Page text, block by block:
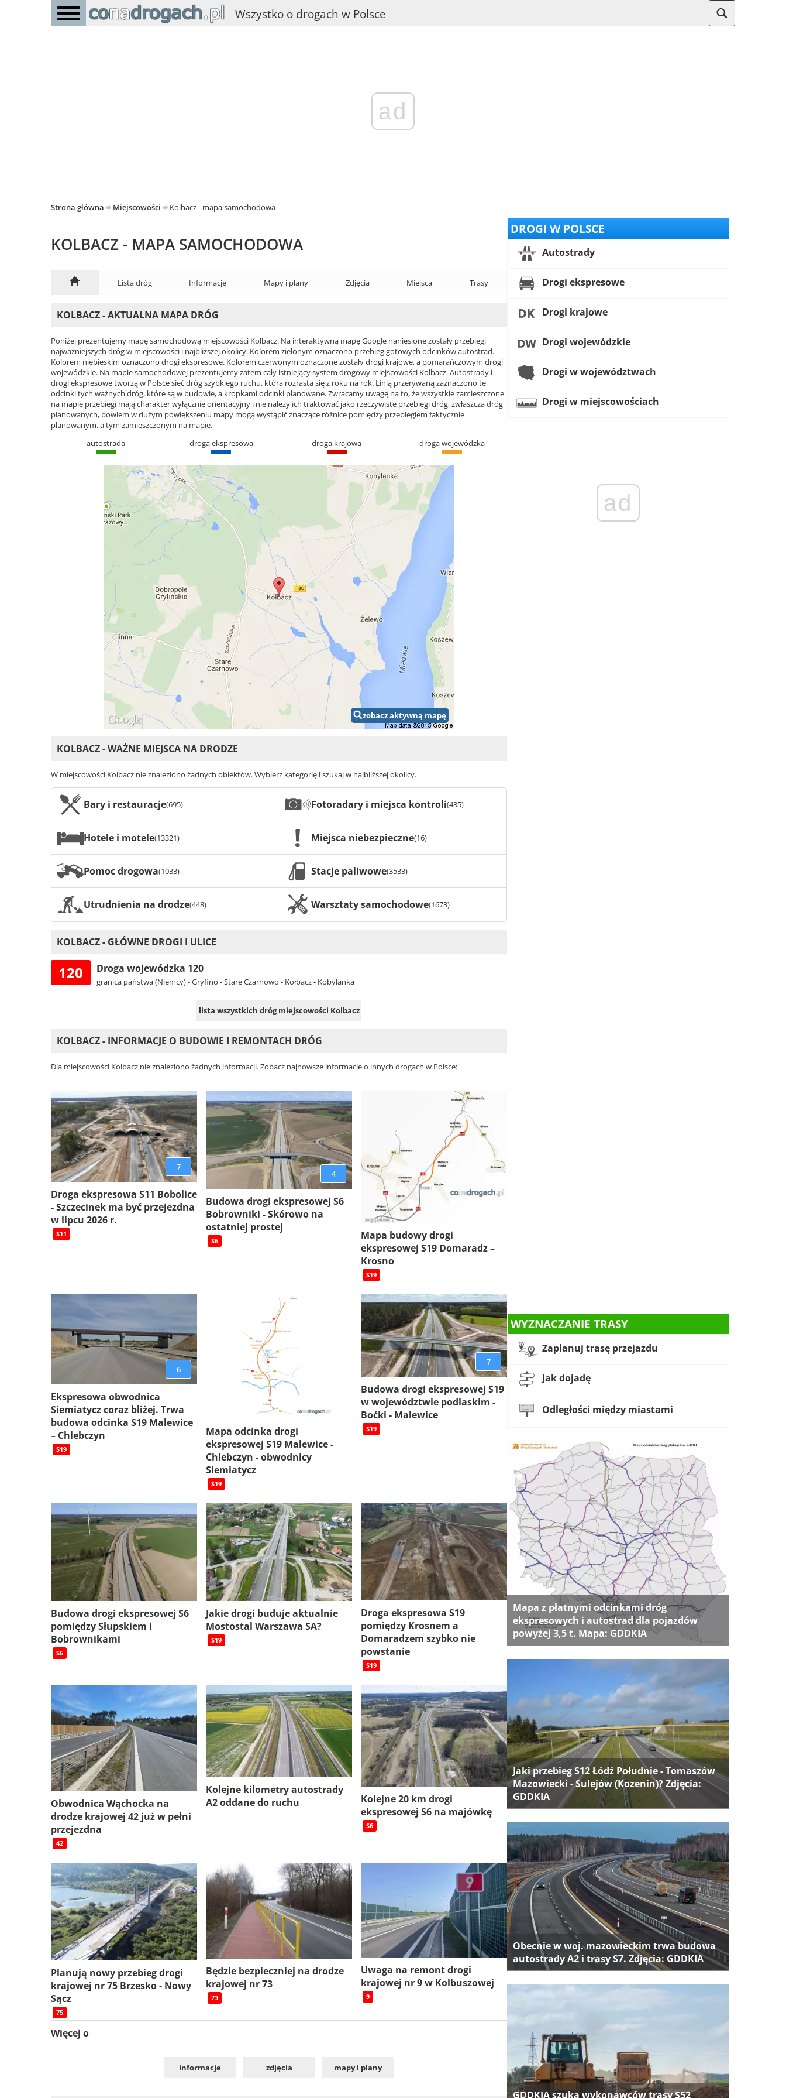
Wszystko o drogach w Polsce
ad
Strona główna Miejscowości Kolbacz - mapa samochodowa
KOLBACZ - MAPA SAMOCHODOWA
Lista dróg Informacje Mapy i plany Zdjęcia Miejsca Trasy
KOLBACZ - AKTUALNA MAPA DRÓG
Poniżej prezentujemy mapę samochodową miejscowości Kolbacz. Na interaktywną mapę Google naniesione zostały przebiegi
najważniejszych dróg w miejscowości i najbliższej okolicy. Kolorem zielonym oznaczono przebieg gotowych odcinków autostrad.
Kolorem niebieskim oznaczono drogi ekspresowe. Kolorem czerwonym oznaczone zostały drogi krajowe, a pomarańczowym drogi
wojewódzkie. Na mapie samochodowej prezentujemy zatem cały istniejący system drogowy miejscowości Kolbacz. Autostrady i
drogi ekspresowe tworzą w Polsce sieć dróg szybkiego ruchu, która rozrasta się z roku na rok. Linią przerywaną zaznaczono te
odcinki tych ważnych dróg, które są w budowie, a kropkami odcinki planowane. Zwracamy uwagę na to, że wszystkie zamieszczone
na mapie przebiegi mają charakter wyłącznie orientacyjny i nie należy ich traktować jako rzeczywiste przebiegi dróg, zwłaszcza dróg
planowanych, bowiem w dużym powiększeniu mapy mogą wystąpić znaczące różnice pomiędzy przebiegiem faktycznie
planowanym, a tym zamieszczonym na mapie.
autostrada
droga ekspresowa droga krajowa droga wojewódzka
zobacz aktywną mapę
KOLBACZ - WAŻNE MIEJSCA NA DRODZE
W miejscowości Kolbacz nie znaleziono żadnych obiektów. Wybierz kategorię i szukaj w najbliższej okolicy.
Bary i restauracje(695) Fotoradary i miejsca kontroli(435)
Hotele i motele(13321) Miejsca niebezpieczne(16)
Pomoc drogowa(1033) Stacje paliwowe(3533)
Utrudnienia na drodze(448) Warsztaty samochodowe(1673)
KOLBACZ - GŁÓWNE DROGI I ULICE
120 Droga wojewódzka 120
granica państwa (Niemcy) - Gryfino - Stare Czarnowo - Kołbacz - Kobylanka
lista wszystkich dróg miejscowości Kolbacz
KOLBACZ - INFORMACJE O BUDOWIE I REMONTACH DRÓG
Dla miejscowości Kolbacz nie znaleziono żadnych informacji. Zobacz najnowsze informacje o innych drogach w Polsce:
7
Droga ekspresowa S11 Bobolice
- Szczecinek ma być przejezdna
w lipcu 2026 r.
S11
4
Budowa drogi ekspresowej S6
Bobrowniki - Skórowo na
ostatniej prostej
S6
Mapa budowy drogi
ekspresowej S19 Domaradz –
Krosno
S19
6
Ekspresowa obwodnica
Siemiatycz coraz bliżej. Trwa
budowa odcinka S19 Malewice
– Chlebczyn
S19
Mapa odcinka drogi
ekspresowej S19 Malewice -
Chlebczyn - obwodnicy
Siemiatycz
S19
7
Budowa drogi ekspresowej S19
w województwie podlaskim -
Boćki - Malewice
S19
Budowa drogi ekspresowej S6
pomiędzy Słupskiem i
Bobrownikami
S6
Jakie drogi buduje aktualnie
Mostostal Warszawa SA?
S19
Droga ekspresowa S19
pomiędzy Krosnem a
Domaradzem szybko nie
powstanie
S19
Obwodnica Wąchocka na
drodze krajowej 42 już w pełni
przejezdna
42
Kolejne kilometry autostrady
A2 oddane do ruchu
Kolejne 20 km drogi
ekspresowej S6 na majówkę
S6
Planują nowy przebieg drogi
krajowej nr 75 Brzesko - Nowy
Sącz
75
Będzie bezpieczniej na drodze
krajowej nr 73
73
Uwaga na remont drogi
krajowej nr 9 w Kolbuszowej
9
Więcej o
informacje zdjęcia mapy i plany
DROGI W POLSCE
Autostrady
Drogi ekspresowe
Drogi krajowe
Drogi wojewódzkie
Drogi w województwach
Drogi w miejscowościach
ad
WYZNACZANIE TRASY
Zaplanuj trasę przejazdu
Jak dojadę
Odległości między miastami
Mapa z płatnymi odcinkami dróg
ekspresowych i autostrad dla pojazdów
powyżej 3,5 t. Mapa: GDDKIA
Jaki przebieg S12 Łódź Południe - Tomaszów
Mazowiecki - Sulejów (Kozenin)? Zdjęcia:
GDDKIA
Obecnie w woj. mazowieckim trwa budowa
autostrady A2 i trasy S7. Zdjęcia: GDDKIA
GDDKIA szuka wykonawców trasy S52